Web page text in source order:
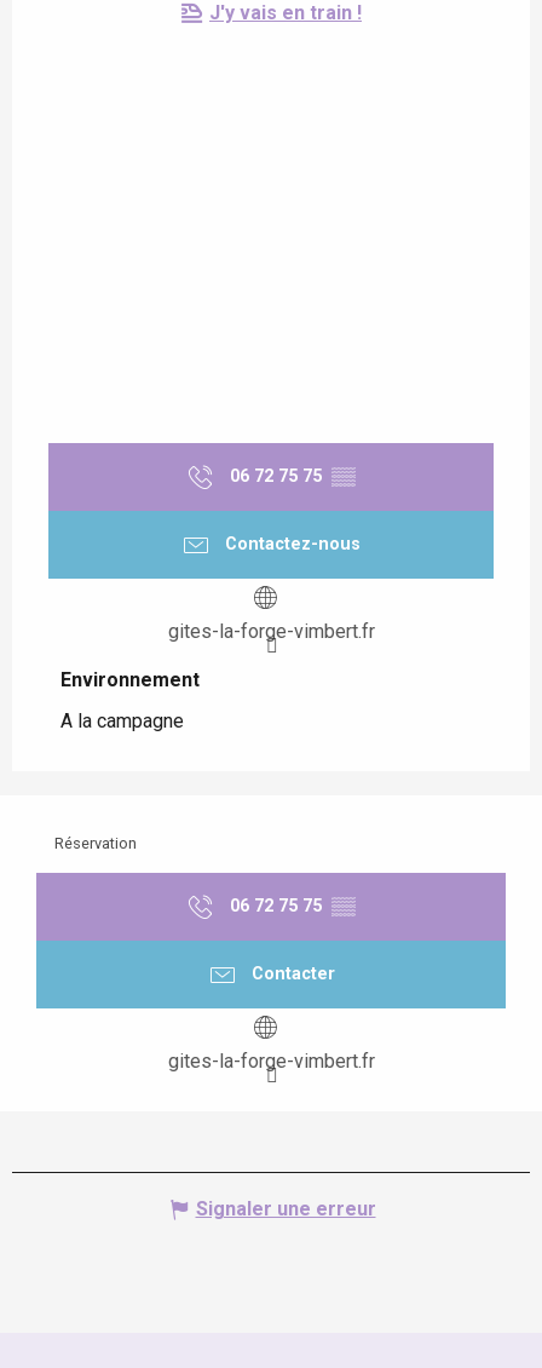
J'y vais en train !
06 72 75 75 ▒▒
Contactez-nous
gites-la-forge-vimbert.fr
Environnement
Environnement
A la campagne
Réservation
06 72 75 75 ▒▒
Contacter
gites-la-forge-vimbert.fr
Signaler une erreur